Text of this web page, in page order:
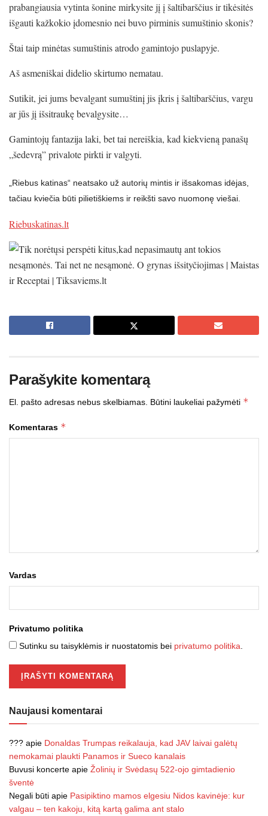
prabangiausia vytinta šonine mirkysite jį į šaltibarščius ir tikėsitės
išgauti kažkokio įdomesnio nei buvo pirminis sumuštinio skonis?
Štai taip minėtas sumuštinis atrodo gamintojo puslapyje.
Aš asmeniškai didelio skirtumo nematau.
Sutikit, jei jums bevalgant sumuštinį jis įkris į šaltibarščius, vargu
ar jūs jį išsitraukę bevalgysite…
Gamintojų fantazija laki, bet tai nereiškia, kad kiekvieną panašų
„šedevrą” privalote pirkti ir valgyti.
„Riebus katinas“ neatsako už autorių mintis ir išsakomas idėjas,
tačiau kviečia būti pilietiškiems ir reikšti savo nuomonę viešai.
Riebuskatinas.lt
Parašykite komentarą
El. pašto adresas nebus skelbiamas. Būtini laukeliai pažymėti *
Komentaras *
Vardas
Privatumo politika
Sutinku su taisyklėmis ir nuostatomis bei privatumo politika
Naujausi komentarai
??? apie Donaldas Trumpas reikalauja, kad JAV laivai galėtų
nemokamai plaukti Panamos ir Sueco kanalais
Buvusi koncerte apie Žolinių ir Svėdasų 522-ojo gimtadienio
šventė
Negali būti apie Pasipiktino mamos elgesiu Nidos kavinėje: kur
valgau – ten kakoju, kitą kartą galima ant stalo